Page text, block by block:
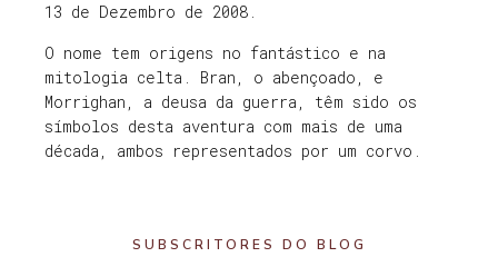
13 de Dezembro de 2008.
O nome tem origens no fantástico e na
mitologia celta. Bran, o abençoado, e
Morrighan, a deusa da guerra, têm sido os
símbolos desta aventura com mais de uma
década, ambos representados por um corvo.
SUBSCRITORES DO BLOG